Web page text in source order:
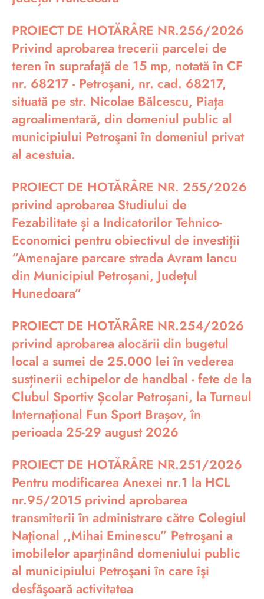
PROIECT DE HOTĂRÂRE NR.256/2026
Privind aprobarea trecerii parcelei de
teren în suprafaţă de 15 mp, notată în CF
nr. 68217 - Petroșani, nr. cad. 68217,
situată pe str. Nicolae Bălcescu, Piața
agroalimentară, din domeniul public al
municipiului Petroşani în domeniul privat
al acestuia.
PROIECT DE HOTĂRÂRE NR. 255/2026
privind aprobarea Studiului de
Fezabilitate și a Indicatorilor Tehnico-
Economici pentru obiectivul de investiții
“Amenajare parcare strada Avram Iancu
din Municipiul Petroșani, Județul
Hunedoara”
PROIECT DE HOTĂRÂRE NR.254/2026
privind aprobarea alocării din bugetul
local a sumei de 25.000 lei în vederea
susținerii echipelor de handbal - fete de la
Clubul Sportiv Școlar Petroșani, la Turneul
Internațional Fun Sport Brașov, în
perioada 25-29 august 2026
PROIECT DE HOTĂRÂRE NR.251/2026
Pentru modificarea Anexei nr.1 la HCL
nr.95/2015 privind aprobarea
transmiterii în administrare către Colegiul
Naţional ,,Mihai Eminescu” Petroşani a
imobilelor aparţinând domeniului public
al municipiului Petroşani în care îşi
desfăşoară activitatea